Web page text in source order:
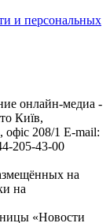
и персональных
онлайн-медиа -
Київ,
208/1 E-mail:
205-43-00
на
на
«Новости